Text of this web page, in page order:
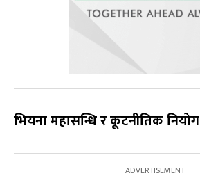
भियना महासन्धि र कूटनीतिक नियोग